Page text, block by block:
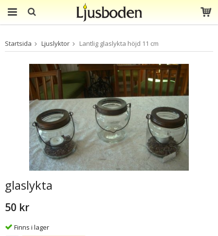
Produkten har blivit
tillagd i varukorgen
Startsida Ljuslyktor Lantlig glaslykta höjd 11 cm
glaslykta
50 kr
Finns i lager